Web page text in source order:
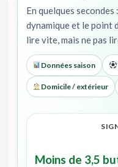
En quelques
dynamique et le point
lire vite, mais ne pas
Données saison
Domicile / extérieur
Moins de 3,5